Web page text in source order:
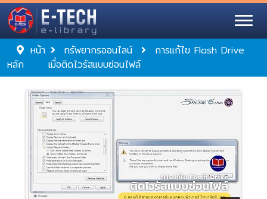
หน้า
หลัก
ทรัพยากรออนไลน์
การแก้ไข Flash Drive
เมื่อติดไวรัสแบบซ่อนไฟล์